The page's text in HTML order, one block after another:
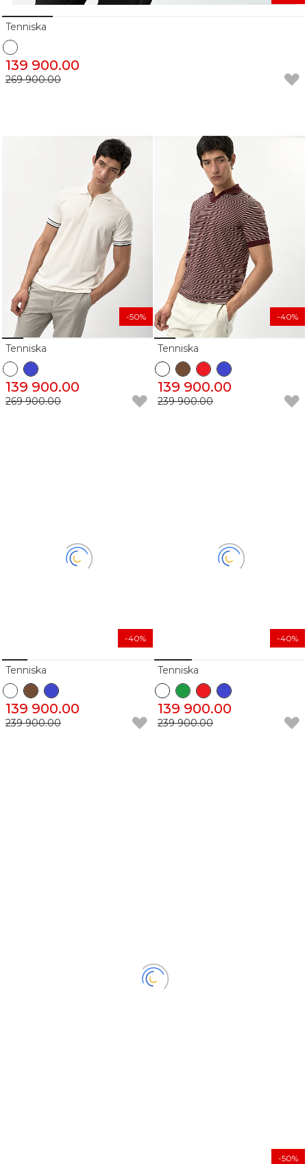
Tenniska
139 900.00
269 900.00
Tenniska
139 900.00
269 900.00
-50%
Tenniska
139 900.00
239 900.00
-40%
Tenniska
139 900.00
239 900.00
-40%
Tenniska
139 900.00
239 900.00
-40%
-50%